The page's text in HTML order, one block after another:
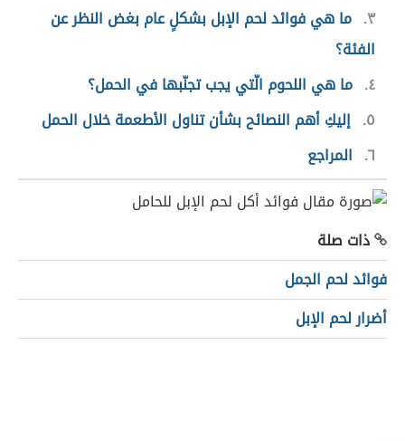
٣ ما هي فوائد لحم الإبل بشكلٍ عام بغض النظر عن
الفئة؟
٤ ما هي اللحوم الّتي يجب تجنّبها في الحمل؟
٥ إليكِ أهم النصائح بشأن تناول الأطعمة خلال الحمل
٦ المراجع
ذات صلة
فوائد لحم الجمل
أضرار لحم الإبل